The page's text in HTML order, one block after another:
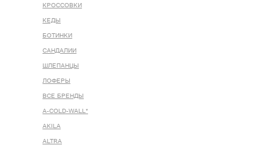
КРОССОВКИ
КЕДЫ
БОТИНКИ
САНДАЛИИ
ШЛЕПАНЦЫ
ЛОФЕРЫ
ВСЕ БРЕНДЫ
A-COLD-WALL*
AKILA
ALTRA